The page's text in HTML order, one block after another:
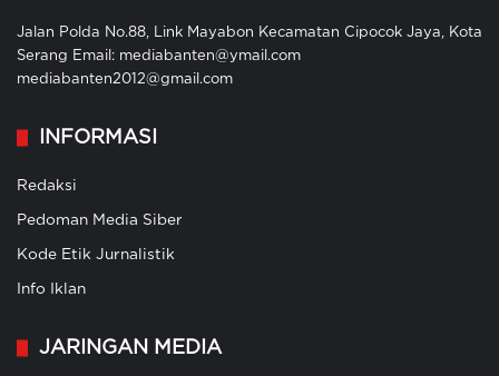
Jalan Polda No.88, Link Mayabon Kecamatan Cipocok Jaya, Kota
Serang Email: mediabanten@ymail.com
mediabanten2012@gmail.com
INFORMASI
Redaksi
Pedoman Media Siber
Kode Etik Jurnalistik
Info Iklan
JARINGAN MEDIA